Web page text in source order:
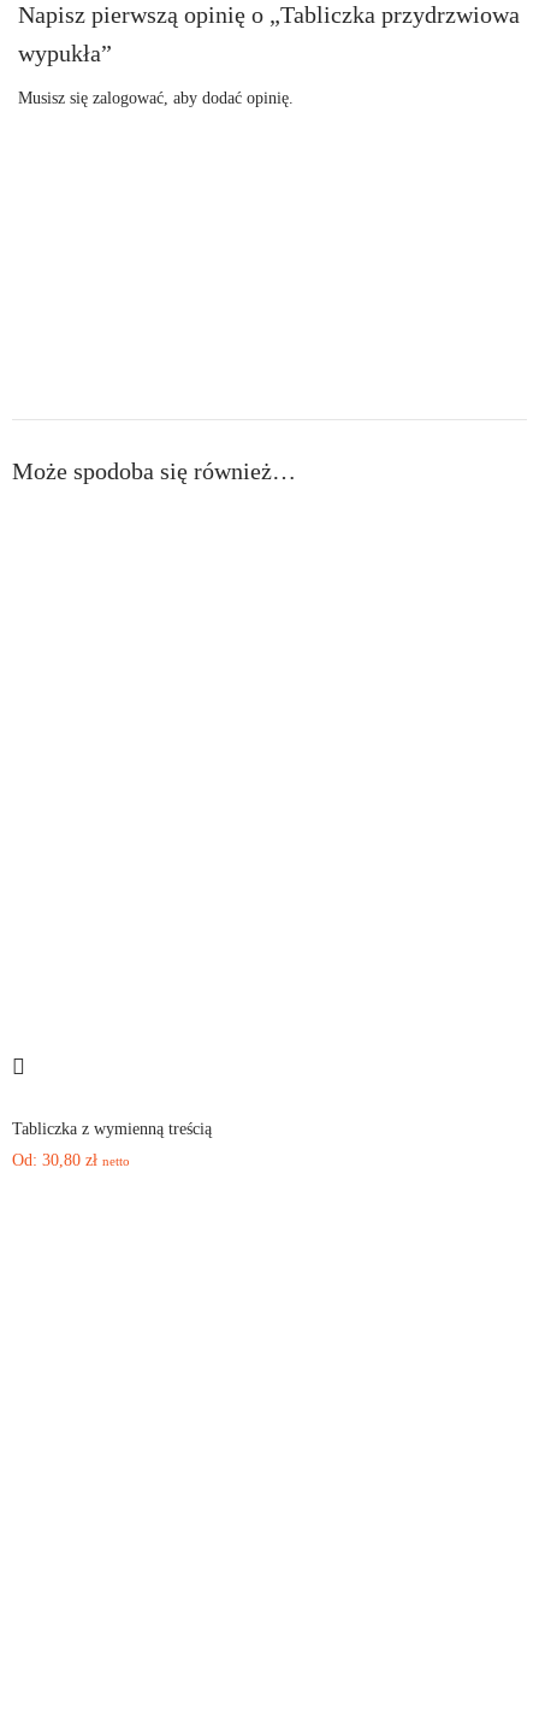
Napisz pierwszą opinię o „Tabliczka przydrzwiowa
wypukła”
Musisz sięzalogować, aby dodać opinię.
Może spodoba się również…
Tabliczka z wymienną treścią
Od: 30,80 zł netto